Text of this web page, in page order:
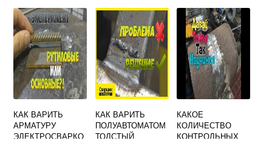
ХОЛОДНОЙ
СВАРКОЙ
УВЕЛИЧЕНИЕ
СВАРОЧНОГО
ТОКА
КАК ВАРИТЬ
АРМАТУРУ
ЭЛЕКТРОСВАРКО
КАК ВАРИТЬ
ПОЛУАВТОМАТОМ
ТОЛСТЫЙ
КАКОЕ
КОЛИЧЕСТВО
КОНТРОЛЬНЫХ